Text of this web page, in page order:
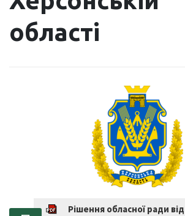
області
Рішення обласної ради